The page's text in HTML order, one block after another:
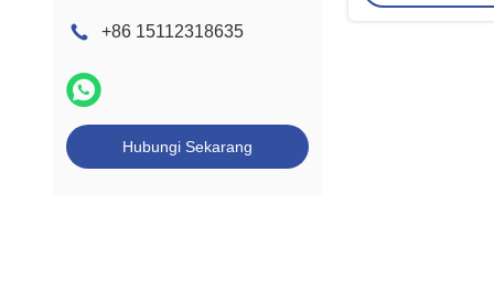
+86 15112318635
Hubungi Sekarang